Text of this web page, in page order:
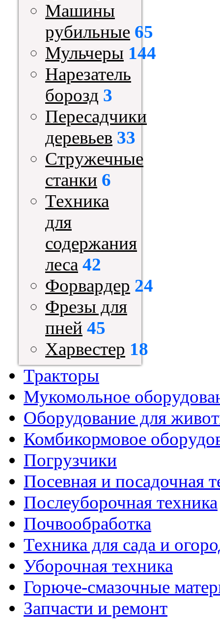
Машины
рубильные 65
Мульчеры 144
Нарезатель
борозд 3
Пересадчики
деревьев 33
Стружечные
станки 6
Техника
для
содержания
леса 42
Форвардер 24
Фрезы для
пней 45
Харвестер 18
Тракторы
Мукомольное
Оборудование для
Комбикормовое
Погрузчики
Посевная и посадочная
Послеуборочная техника
Почвообработка
Техника для сада и
Уборочная техника
Горюче-смазочные
Запчасти и ремонт